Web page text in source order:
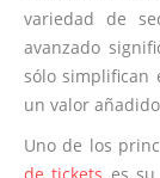
variedad de
avanzado
sólo simplifican
un valor
Uno de los